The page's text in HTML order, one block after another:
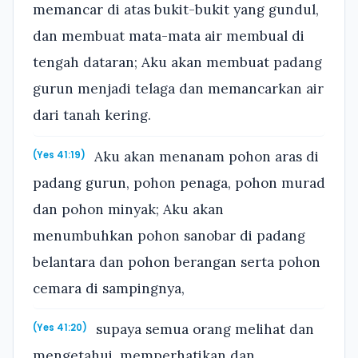
memancar di atas bukit-bukit yang gundul,
dan membuat mata-mata air membual di
tengah dataran; Aku akan membuat padang
gurun menjadi telaga dan memancarkan air
dari tanah kering.
(Yes 41:19)
Aku akan menanam pohon aras di
padang gurun, pohon penaga, pohon murad
dan pohon minyak; Aku akan
menumbuhkan pohon sanobar di padang
belantara dan pohon berangan serta pohon
cemara di sampingnya,
(Yes 41:20)
supaya semua orang melihat dan